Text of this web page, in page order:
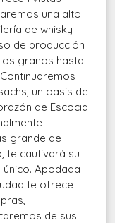
una alto
de whisky
de producción
granos hasta
un oasis de
de Escocia
grande de
te cautivará su
Apodada
te ofrece
de sus